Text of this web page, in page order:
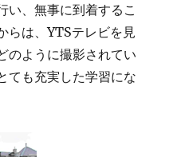
い、無事に到着するこ
らは、YTSテレビを見
のように撮影されてい
ても充実した学習にな